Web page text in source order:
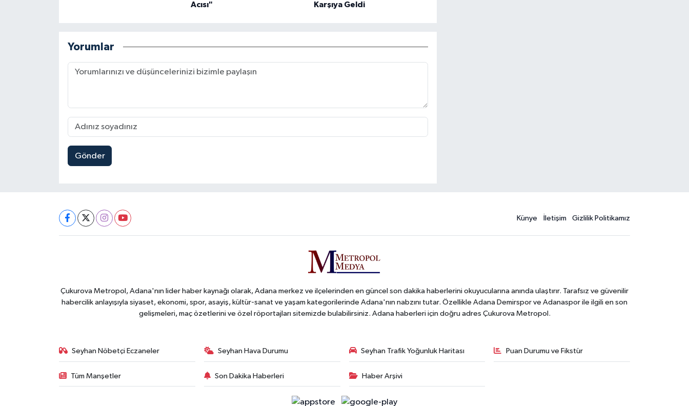
Acısı"
Karşıya Geldi
Yorumlar
Gönder
Künye İletişim Gizlilik Politikamız
Çukurova Metropol, Adana'nın lider haber kaynağı olarak, Adana merkez ve ilçelerinden en güncel son dakika haberlerini okuyucularına anında ulaştırır. Tarafsız ve güvenilir
habercilik anlayışıyla siyaset, ekonomi, spor, asayiş, kültür-sanat ve yaşam kategorilerinde Adana'nın nabzını tutar. Özellikle Adana Demirspor ve Adanaspor ile ilgili en son
gelişmeleri, maç özetlerini ve özel röportajları sitemizde bulabilirsiniz. Adana haberleri için doğru adres Çukurova Metropol.
Seyhan Nöbetçi Eczaneler Seyhan Hava Durumu Seyhan Trafik Yoğunluk Haritası Puan Durumu ve Fikstür
Tüm Manşetler Son Dakika Haberleri Haber Arşivi